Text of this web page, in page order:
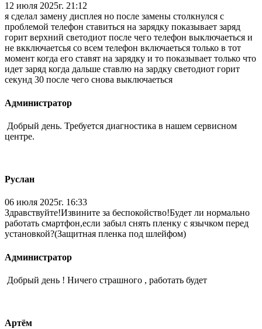
12 июля 2025г. 21:12
я сделал замену дисплея но после замены столкнулся с
проблемой телефон ставиться на зарядку показывает заряд
горит верхний светодиот после чего телефон выключаеться и
не вкключаетсья со всем телефон включаеться только в тот
момент когда его ставят на зарядку и то показывает только что
идет заряд когда дальше ставлю на зардку светодиот горит
секунд 30 после чего снова выключаеться
Администратор
Добрый день. Требуется диагностика в нашем сервисном
центре.
Руслан
06 июля 2025г. 16:33
Здравствуйте!Извините за беспокойство!Будет ли нормально
работать смартфон,если забыл снять пленку с язычком перед
установкой?(Защитная пленка под шлейфом)
Администратор
Добрый день ! Ничего страшного , работать будет
Артём